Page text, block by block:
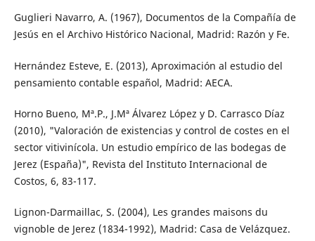
Guglieri Navarro, A. (1967), Documentos de la Compañía de
Jesús en el Archivo Histórico Nacional, Madrid: Razón y Fe.
Hernández Esteve, E. (2013), Aproximación al estudio del
pensamiento contable español, Madrid: AECA.
Horno Bueno, Mª.P., J.Mª Álvarez López y D. Carrasco Díaz
(2010), "Valoración de existencias y control de costes en el
sector vitivinícola. Un estudio empírico de las bodegas de
Jerez (España)", Revista del Instituto Internacional de
Costos, 6, 83-117.
Lignon-Darmaillac, S. (2004), Les grandes maisons du
vignoble de Jerez (1834-1992), Madrid: Casa de Velázquez.